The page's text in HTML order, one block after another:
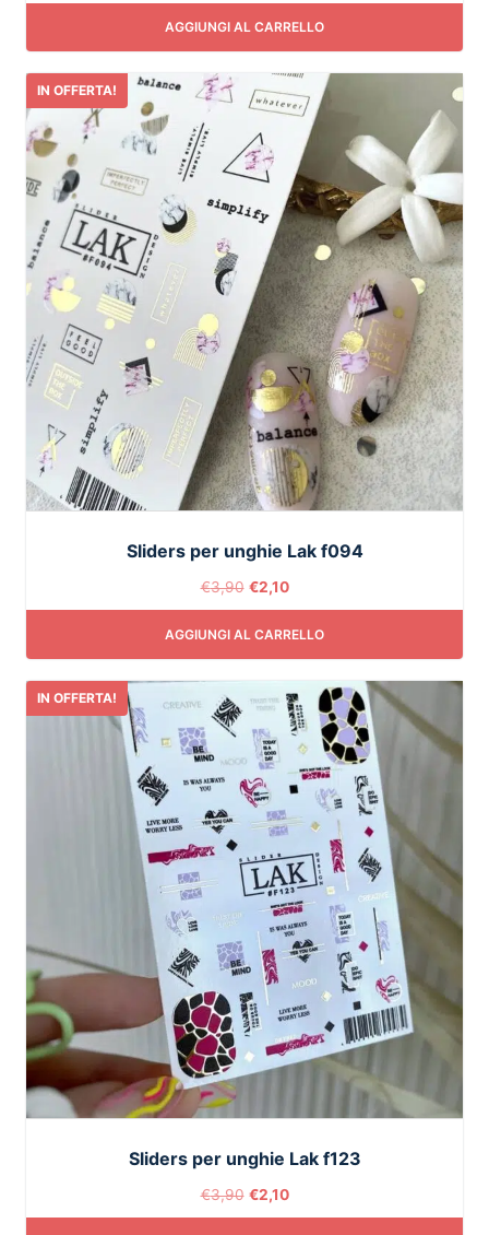
AGGIUNGI AL CARRELLO
IN OFFERTA!
Sliders per unghie Lak f094
€3,90 €2,10
AGGIUNGI AL CARRELLO
IN OFFERTA!
Sliders per unghie Lak f123
€3,90 €2,10